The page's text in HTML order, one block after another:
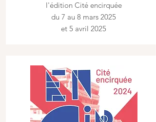
l'édition Cité encirquée
du 7 au 8 mars 2025
et 5 avril 2025